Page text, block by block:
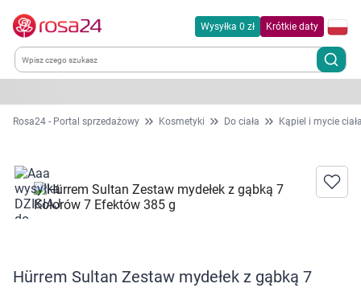
Wysyłka 0 zł Krótkie daty
Kategorie
Dla zwierząt
Zdrowie
Rosa24 - Portal sprzedażowy Kosmetyki Do ciała Kąpiel i mycie
Hürrem Sultan Zestaw mydełek z gąbką 7